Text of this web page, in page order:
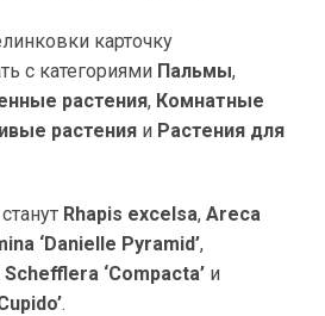
карточку
с категориями Пальмы,
растения, Комнатные
растения и Растения для
Rhapis excelsa, Areca
‘Danielle Pyramid’,
Schefflera ‘Compacta’ и
.